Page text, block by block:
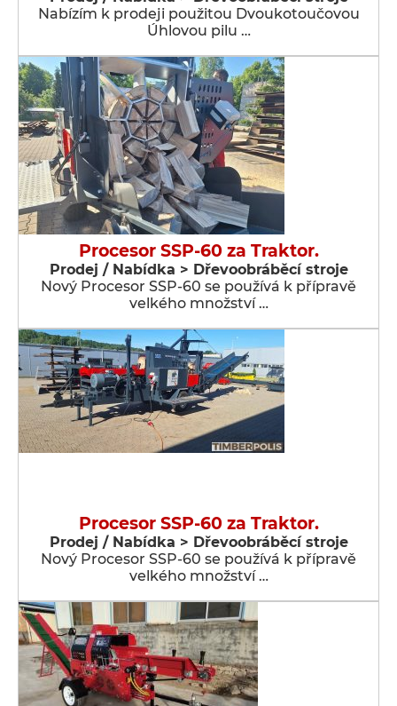
Nabízím k prodeji použitou Dvoukotoučovou
Úhlovou pilu …
Procesor SSP-60 za Traktor.
Prodej / Nabídka > Dřevoobráběcí stroje
Nový Procesor SSP-60 se používá k přípravě
velkého množství …
Procesor SSP-60 za Traktor.
Prodej / Nabídka > Dřevoobráběcí stroje
Nový Procesor SSP-60 se používá k přípravě
velkého množství …